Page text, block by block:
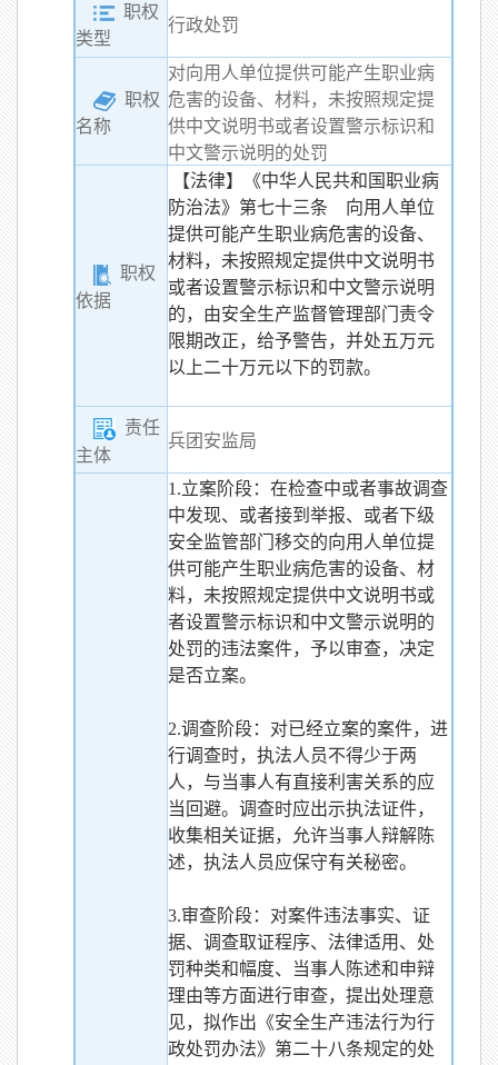
职权
类型
行政处罚
职权
名称
对向用人单位提供可能产生职业病
危害的设备、材料，未按照规定提
供中文说明书或者设置警示标识和
中文警示说明的处罚
职权
依据
【法律】《中华人民共和国职业病
防治法》第七十三条 向用人单位
提供可能产生职业病危害的设备、
材料，未按照规定提供中文说明书
或者设置警示标识和中文警示说明
的，由安全生产监督管理部门责令
限期改正，给予警告，并处五万元
以上二十万元以下的罚款。
责任
主体
兵团安监局
1.立案阶段：在检查中或者事故调查
中发现、或者接到举报、或者下级
安全监管部门移交的向用人单位提
供可能产生职业病危害的设备、材
料，未按照规定提供中文说明书或
者设置警示标识和中文警示说明的
处罚的违法案件，予以审查，决定
是否立案。
2.调查阶段：对已经立案的案件，进
行调查时，执法人员不得少于两
人，与当事人有直接利害关系的应
当回避。调查时应出示执法证件，
收集相关证据，允许当事人辩解陈
述，执法人员应保守有关秘密。
3.审查阶段：对案件违法事实、证
据、调查取证程序、法律适用、处
罚种类和幅度、当事人陈述和申辩
理由等方面进行审查，提出处理意
见，拟作出《安全生产违法行为行
政处罚办法》第二十八条规定的处